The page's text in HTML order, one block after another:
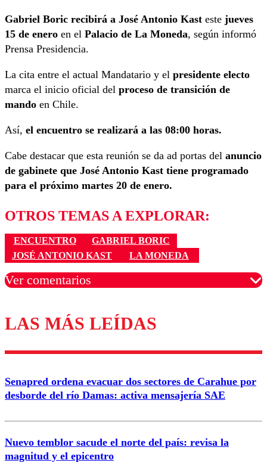
Gabriel Boric recibirá a José Antonio Kast este jueves
15 de enero en el Palacio de La Moneda, según informó
Prensa Presidencia.
La cita entre el actual Mandatario y el presidente electo
marca el inicio oficial del proceso de transición de
mando en Chile.
Así, el encuentro se realizará a las 08:00 horas.
Cabe destacar que esta reunión se da ad portas del anuncio
de gabinete que José Antonio Kast tiene programado
para el próximo martes 20 de enero.
OTROS TEMAS A EXPLORAR:
ENCUENTRO
GABRIEL BORIC
JOSÉ ANTONIO KAST
LA MONEDA
Ver comentarios
Los comentarios son moderados para garantizar un
diálogo respetuoso.
Nombre
Correo
LAS MÁS LEÍDAS
Senapred ordena evacuar dos sectores de Carahue por
desborde del río Damas: activa mensajería SAE
Nuevo temblor sacude el norte del país: revisa la
magnitud y el epicentro